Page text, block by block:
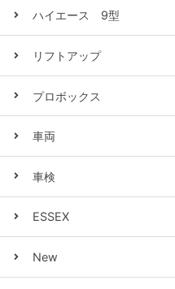
ハイエース 9型
リフトアップ
プロボックス
車両
車検
ESSEX
New